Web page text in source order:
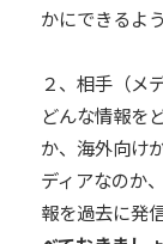
かにできるよう
２、相手（メ
どんな情報を
か、海外向け
ディアなのか
報を過去に発